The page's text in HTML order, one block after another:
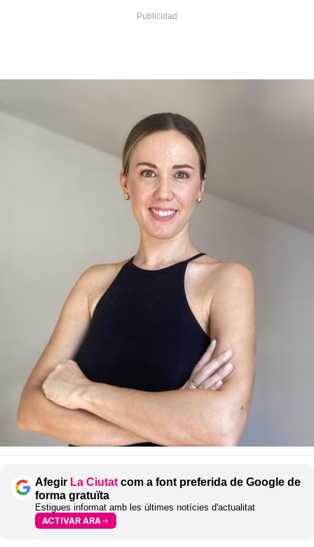
Afegir La Ciutat com a font preferida de Google de
forma gratuïta
Estigues informat amb les últimes notícies d'actualitat
ACTIVAR ARA